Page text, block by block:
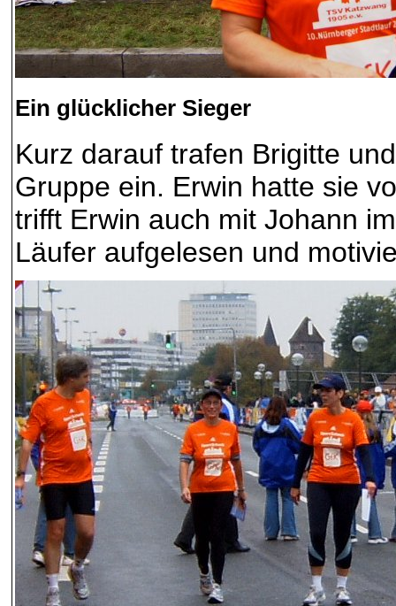
Ein glücklicher Sieger
Kurz darauf trafen Brigitte
Gruppe ein. Erwin hatte sie
trifft Erwin auch mit Johann
Läufer aufgelesen und